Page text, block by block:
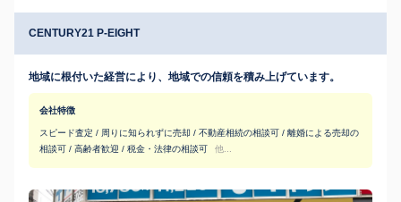
CENTURY21 P-EIGHT
地域に根付いた経営により、地域での信頼を積み上げています。
会社特徴
スピード査定 / 周りに知られずに売却 / 不動産相続の相談可 / 離婚による売却の
相談可 / 高齢者歓迎 / 税金・法律の相談可
他...